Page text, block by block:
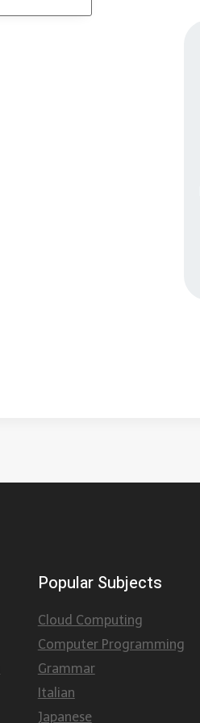
Popular Subjects
Cloud Computing
Computer Programming
Grammar
Italian
Japanese